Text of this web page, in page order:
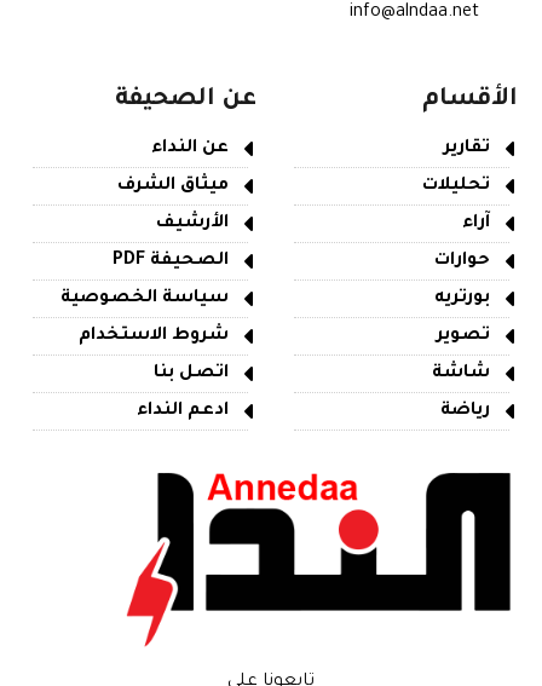
info@alndaa.net
الأقسام
تقارير
تحليلات
آراء
حوارات
بورتريه
تصوير
شاشة
رياضة
عن الصحيفة
عن النداء
ميثاق الشرف
الأرشيف
الصحيفة PDF
سياسة الخصوصية
شروط الاستخدام
اتصل بنا
ادعم النداء
تابعونا على